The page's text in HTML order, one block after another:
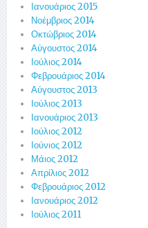
Ιανουάριος 2015
Νοέμβριος 2014
Οκτώβριος 2014
Αύγουστος 2014
Ιούλιος 2014
Φεβρουάριος 2014
Αύγουστος 2013
Ιούλιος 2013
Ιανουάριος 2013
Ιούλιος 2012
Ιούνιος 2012
Μάιος 2012
Απρίλιος 2012
Φεβρουάριος 2012
Ιανουάριος 2012
Ιούλιος 2011